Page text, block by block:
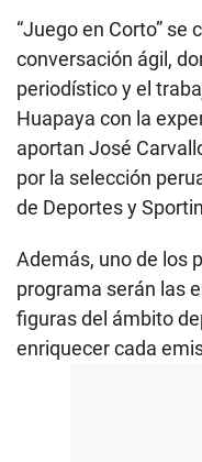
“Juego en Corto”
conversación ágil,
periodístico y el
Huapaya con la
aportan José
por la selección
de Deportes y
Además, uno de los
programa serán las
figuras del ámbito
enriquecer cada